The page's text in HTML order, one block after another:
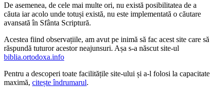
De asemenea, de cele mai multe ori, nu există posibilitatea de a
căuta iar acolo unde totuși există, nu este implementată o căutare
avansată în Sfânta Scriptură.
Acestea fiind observațiile, am avut pe inimă să fac acest site care să
răspundă tuturor acestor neajunsuri. Așa s-a născut site-ul
biblia.ortodoxa.info
Pentru a descoperi toate facilitățile site-ului și a-l folosi la capacitate
maximă, citește îndrumarul.